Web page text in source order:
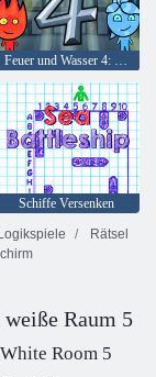
Feuer und Wasser 4: Kristalltempel
Schiffe Versenken
Logikspiele
Rätsel
weiße Raum 5
Room 5